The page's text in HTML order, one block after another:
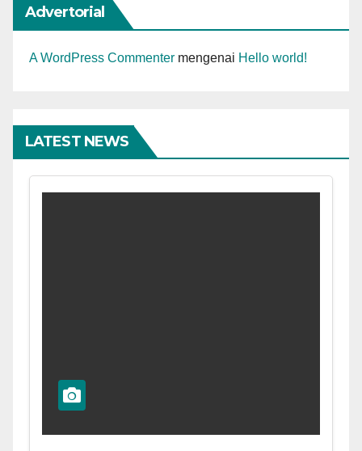
Advertorial
A WordPress Commenter mengenai Hello world!
LATEST NEWS